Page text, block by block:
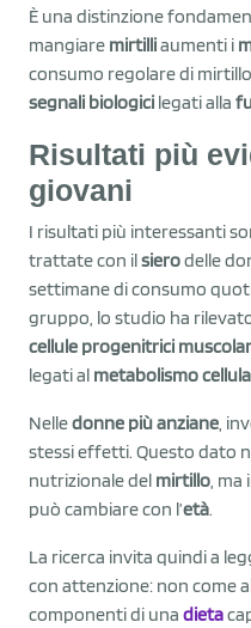
È una distinzione
mangiare mirtilliaumenti i
consumo regolare di
segnali biologici legati alla
Risultati più
giovani
I risultati più interessanti
trattate con ilsierodelle
settimane di consumo
gruppo, lo studio ha
cellule progenitrici
legati al metabolismo
Nelledonne più anziane ,
stessi effetti. Questo dato
nutrizionale del mirtillo ,
può cambiare con l’età.
La ricerca invita quindi a
con attenzione: non come
componenti di una dieta